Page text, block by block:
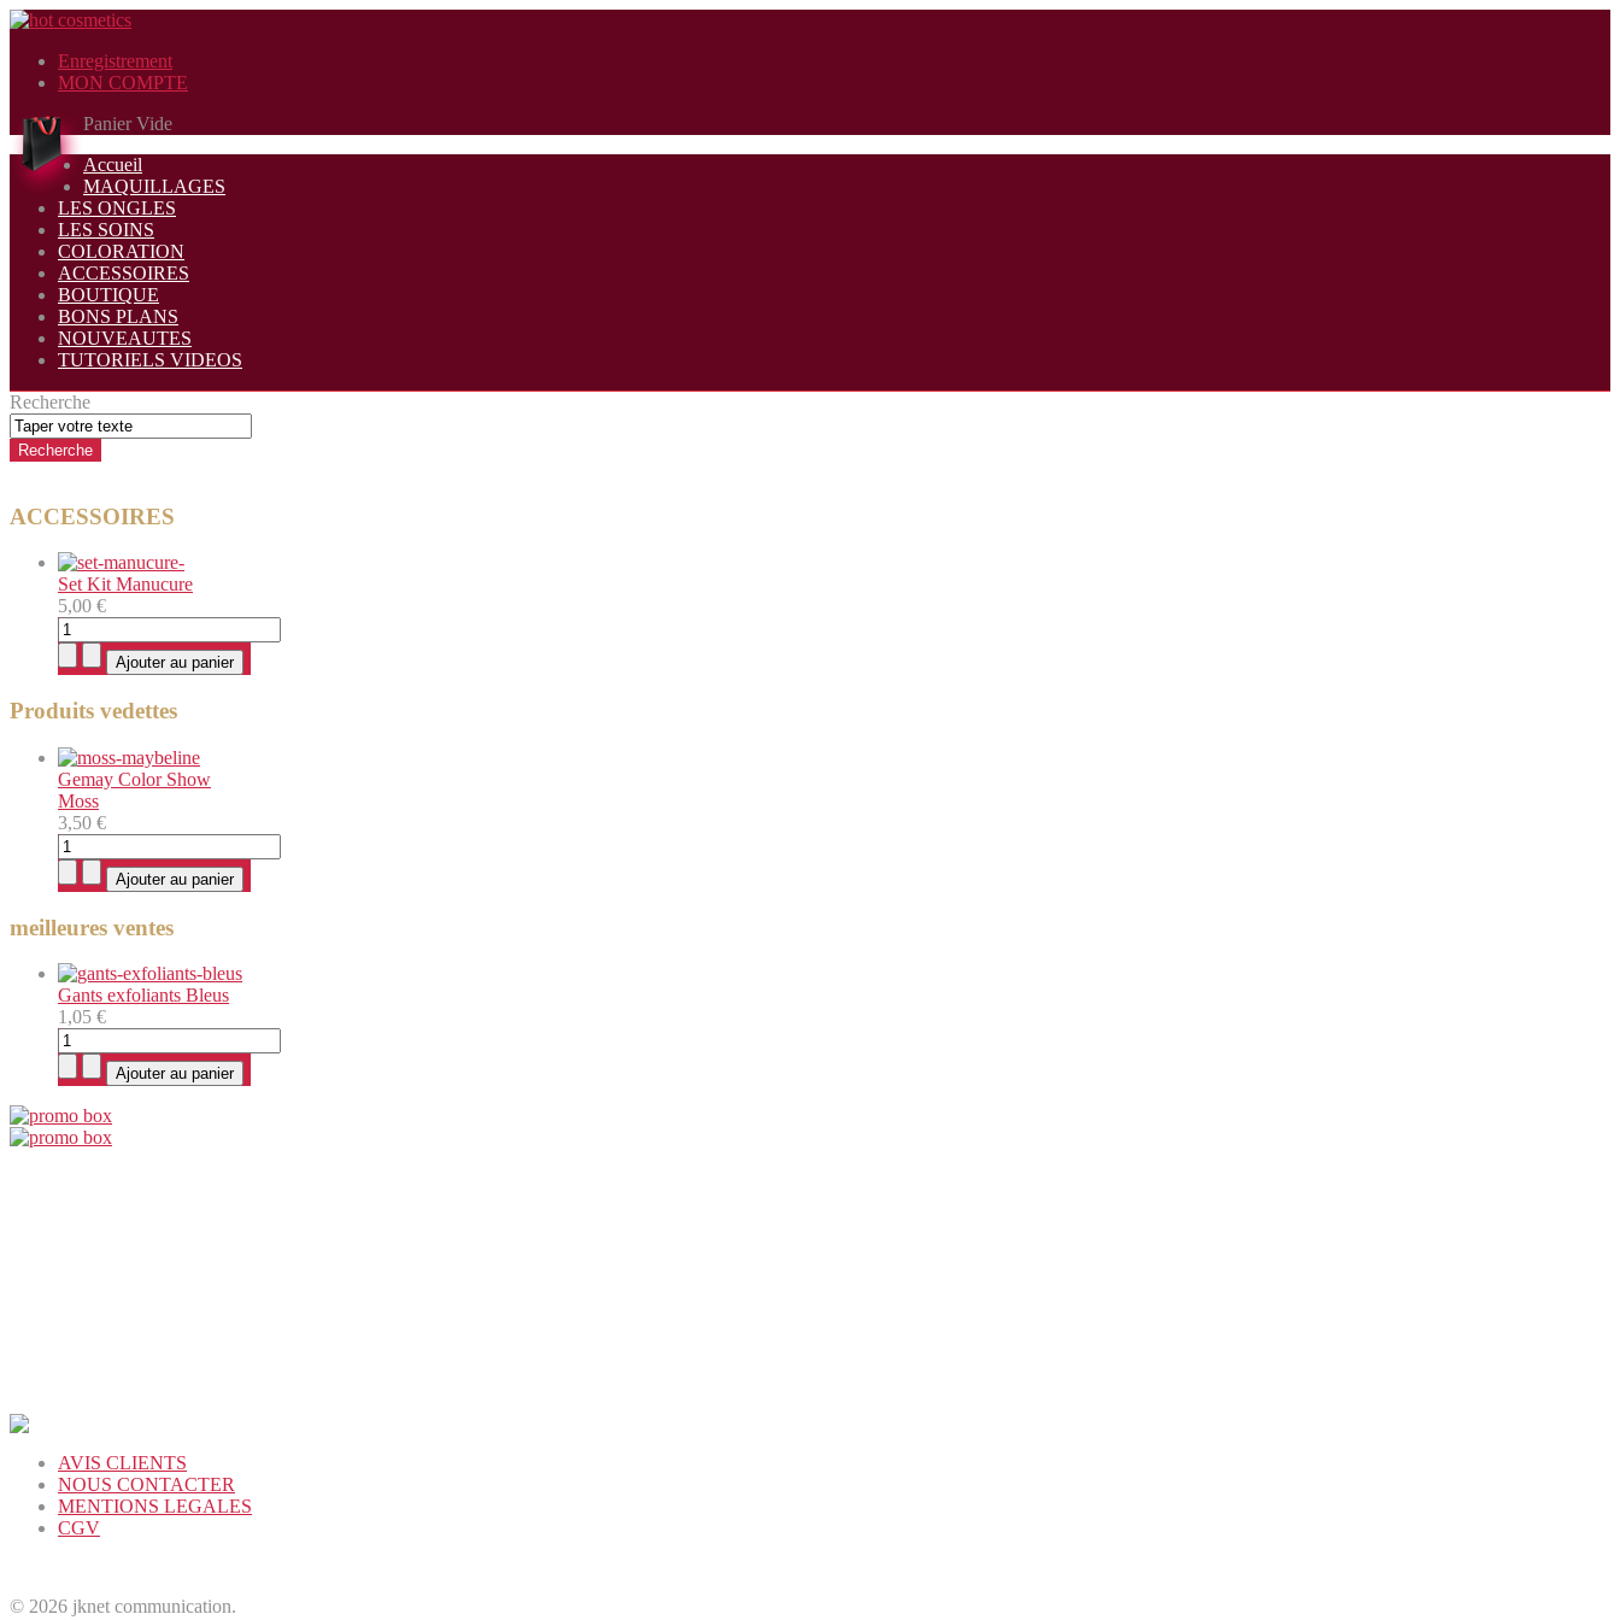
Enregistrement
MON COMPTE
Panier Vide
Accueil
MAQUILLAGES
LES ONGLES
LES SOINS
COLORATION
ACCESSOIRES
BOUTIQUE
BONS PLANS
NOUVEAUTES
TUTORIELS VIDEOS
Recherche
ACCESSOIRES
Set Kit Manucure
5,00 €
Produits vedettes
Gemay Color Show
Moss
3,50 €
meilleures ventes
Gants exfoliants Bleus
1,05 €
AVIS CLIENTS
NOUS CONTACTER
MENTIONS LEGALES
CGV
© 2026 jknet communication.